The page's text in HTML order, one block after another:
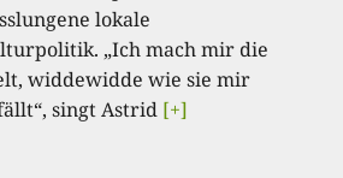
lokale
„Ich mach mir die
widdewidde wie sie mir
singt Astrid [+]